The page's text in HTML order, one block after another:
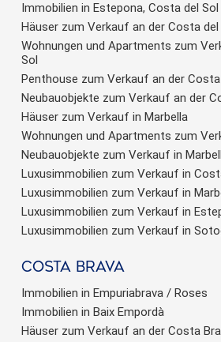
Immobilien in Estepona, Costa del Sol
Häuser zum Verkauf an der Costa del
Wohnungen und Apartments zum
Sol
Penthouse zum Verkauf an der
Neubauobjekte zum Verkauf an der
Häuser zum Verkauf in Marbella
Wohnungen und Apartments zum
Neubauobjekte zum Verkauf in
Luxusimmobilien zum Verkauf in
Luxusimmobilien zum Verkauf in
Luxusimmobilien zum Verkauf in
Luxusimmobilien zum Verkauf in
Costa brava
Immobilien in Empuriabrava / Roses
Immobilien in Baix Empordà
Häuser zum Verkauf an der Costa